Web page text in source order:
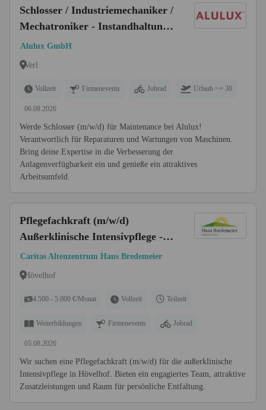
Schlosser / Industriemechaniker /
Mechatroniker - Instandhaltung
Maschinen & Anlagen (m/w/d)
Alulux GmbH
Verl
Vollzeit Firmenevents Jobrad Urlaub >= 30
06.08.2026
Werde Schlosser (m/w/d) für Maintenance bei Alulux!
Verantwortlich für Reparaturen und Wartungen von Maschinen.
Bring deine Expertise in die Verbesserung der
Anlagenverfügbarkeit ein und genieße ein attraktives
Arbeitsumfeld.
Pflegefachkraft (m/w/d)
Außerklinische Intensivpflege -
Wir freuen uns auf Dich!
Caritas Altenzentrum Haus Bredemeier
Hövelhof
4.500 - 5.000 €/Monat Vollzeit Teilzeit
Weiterbildungen Firmenevents Jobrad
05.08.2026
Wir suchen eine Pflegefachkraft (m/w/d) für die außerklinische
Intensivpflege in Hövelhof. Bieten ein engagiertes Team, attraktive
Zusatzleistungen und Raum für persönliche Entfaltung.